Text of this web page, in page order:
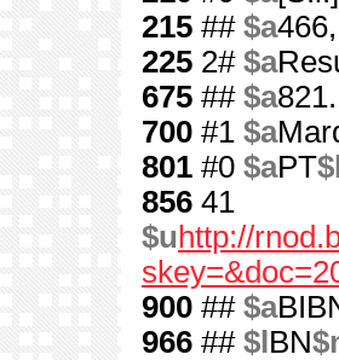
215 ## $a
225 2# $a
675 ## $a
700 #1 $a
801 #0 $aPT
856 41
$u http://
900 ## $a
966 ## $l BN